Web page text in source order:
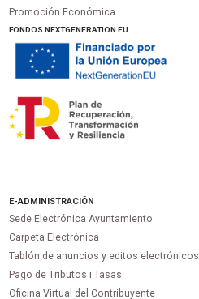
Promoción Económica
FONDOS NEXTGENERATION EU
E-ADMINISTRACIÓN
Sede Electrónica Ayuntamiento
Carpeta Electrónica
Tablón de anuncios y editos electrónicos
Pago de Tributos i Tasas
Oficina Virtual del Contribuyente